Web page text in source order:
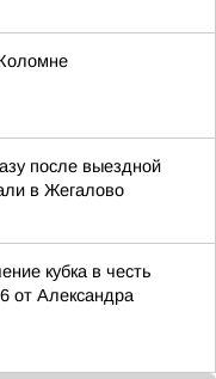
после выездной
в Жегалово
кубка в честь
от Александра